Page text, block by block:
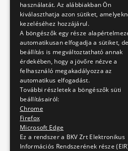
Elektromos
Ékszíjak
Ékszíjak
Egyenáramú
időszakos
használatát. Az alábbiakban Ön
kiválaszthatja azon sütiket,
kezeléséhez hozzájárul.
A böngészők egy része
automatikusan elfogadja a sütiket,
beállítás is megváltoztatható annak
érdekében, hogy a jövőre nézve a
felhasználó megakadályozza az
automatikus elfogadást.
További részletek a böngészők süti
beállításairól:
Chrome
Firefox
Microsoft Edge
Ez a rendszer a BKV Zrt Elektronikus
Információs Rendszerének része